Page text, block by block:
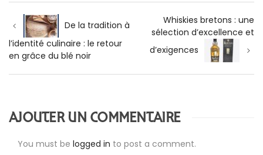
Navigation
de
l’article
De la tradition à
l’identité culinaire : le retour
en grâce du blé noir
Whiskies bretons : une
sélection d’excellence et
d’exigences
AJOUTER UN COMMENTAIRE
You must be logged in to post a comment.